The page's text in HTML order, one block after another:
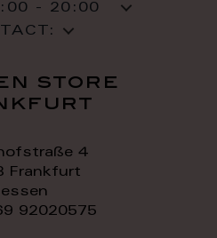
- 20:00
store
4
Frankfurt
92020575